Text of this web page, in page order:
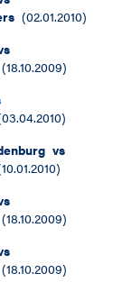
(02.01.2010)
(18.10.2009)
03.04.2010)
vs
10.01.2010)
(18.10.2009)
(18.10.2009)